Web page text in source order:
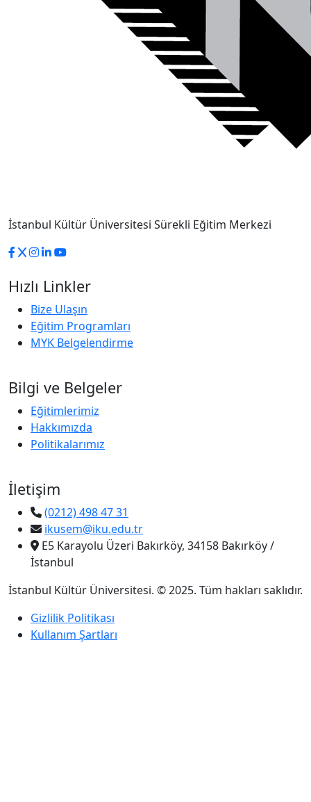
İstanbul Kültür Üniversitesi Sürekli Eğitim Merkezi
Hızlı Linkler
Bize Ulaşın
Eğitim Programları
MYK Belgelendirme
Bilgi ve Belgeler
Eğitimlerimiz
Hakkımızda
Politikalarımız
İletişim
(0212) 498 47 31
ikusem@iku.edu.tr
E5 Karayolu Üzeri Bakırköy, 34158 Bakırköy /
İstanbul
İstanbul Kültür Üniversitesi. © 2025. Tüm hakları saklıdır.
Gizlilik Politikası
Kullanım Şartları